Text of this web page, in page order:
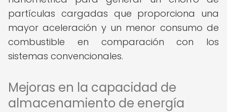
partículas cargadas que proporciona una
mayor aceleración y un menor consumo de
combustible en comparación con los
sistemas convencionales.
Mejoras en la capacidad de
almacenamiento de energía